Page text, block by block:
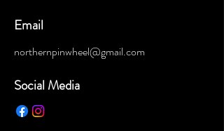
Email
northernpinwheel@gmail.com
Social Media